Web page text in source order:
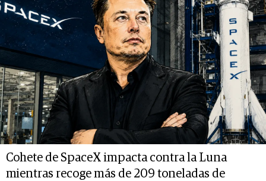
Cohete de SpaceX impacta contra la Luna
mientras recoge más de 209 toneladas de